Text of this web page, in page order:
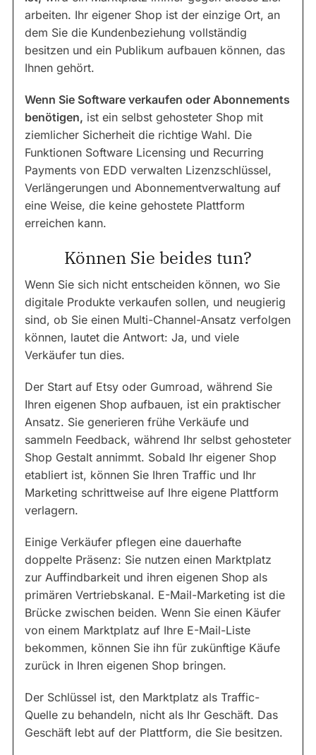
arbeiten. Ihr eigener Shop ist der einzige Ort, an
dem Sie die Kundenbeziehung vollständig
besitzen und ein Publikum aufbauen können, das
Ihnen gehört.
Wenn Sie Software verkaufen oder Abonnements
benötigen, ist ein selbst gehosteter Shop mit
ziemlicher Sicherheit die richtige Wahl. Die
Funktionen Software Licensing und Recurring
Payments von EDD verwalten Lizenzschlüssel,
Verlängerungen und Abonnementverwaltung auf
eine Weise, die keine gehostete Plattform
erreichen kann.
Können Sie beides tun?
Wenn Sie sich nicht entscheiden können, wo Sie
digitale Produkte verkaufen sollen, und neugierig
sind, ob Sie einen Multi-Channel-Ansatz verfolgen
können, lautet die Antwort: Ja, und viele
Verkäufer tun dies.
Der Start auf Etsy oder Gumroad, während Sie
Ihren eigenen Shop aufbauen, ist ein praktischer
Ansatz. Sie generieren frühe Verkäufe und
sammeln Feedback, während Ihr selbst gehosteter
Shop Gestalt annimmt. Sobald Ihr eigener Shop
etabliert ist, können Sie Ihren Traffic und Ihr
Marketing schrittweise auf Ihre eigene Plattform
verlagern.
Einige Verkäufer pflegen eine dauerhafte
doppelte Präsenz: Sie nutzen einen Marktplatz
zur Auffindbarkeit und ihren eigenen Shop als
primären Vertriebskanal. E-Mail-Marketing ist die
Brücke zwischen beiden. Wenn Sie einen Käufer
von einem Marktplatz auf Ihre E-Mail-Liste
bekommen, können Sie ihn für zukünftige Käufe
zurück in Ihren eigenen Shop bringen.
Der Schlüssel ist, den Marktplatz als Traffic-
Quelle zu behandeln, nicht als Ihr Geschäft. Das
Geschäft lebt auf der Plattform, die Sie besitzen.